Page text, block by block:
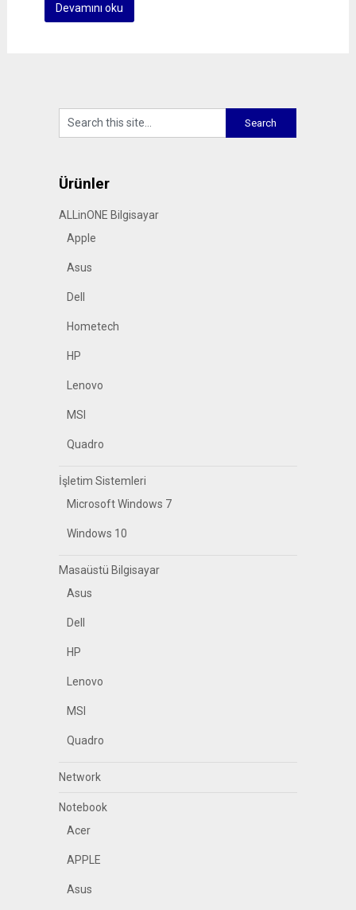
Devamını oku
Ürünler
ALLinONE Bilgisayar
Apple
Asus
Dell
Hometech
HP
Lenovo
MSI
Quadro
İşletim Sistemleri
Microsoft Windows 7
Windows 10
Masaüstü Bilgisayar
Asus
Dell
HP
Lenovo
MSI
Quadro
Network
Notebook
Acer
APPLE
Asus